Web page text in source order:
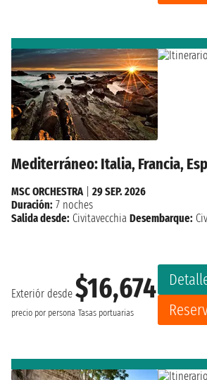
Mediterráneo: Italia, Francia,
Exteriór desde $16,674
precio por persona Tasas portuarias
MSC ORCHESTRA| 29 SEP. 2026
Duración: 7 noches
Salida desde: Civitavecchia Desembarque: